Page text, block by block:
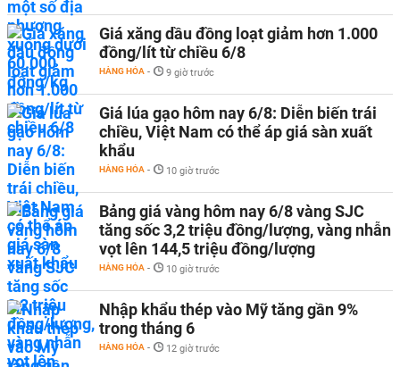
Giá xăng dầu đồng loạt giảm hơn 1.000
đồng/lít từ chiều 6/8
HÀNG HÓA - 9 giờ trước
Giá lúa gạo hôm nay 6/8: Diễn biến trái
chiều, Việt Nam có thể áp giá sàn xuất
khẩu
HÀNG HÓA - 10 giờ trước
Bảng giá vàng hôm nay 6/8 vàng SJC
tăng sốc 3,2 triệu đồng/lượng, vàng nhẫn
vọt lên 144,5 triệu đồng/lượng
HÀNG HÓA - 10 giờ trước
Nhập khẩu thép vào Mỹ tăng gần 9%
trong tháng 6
HÀNG HÓA - 12 giờ trước